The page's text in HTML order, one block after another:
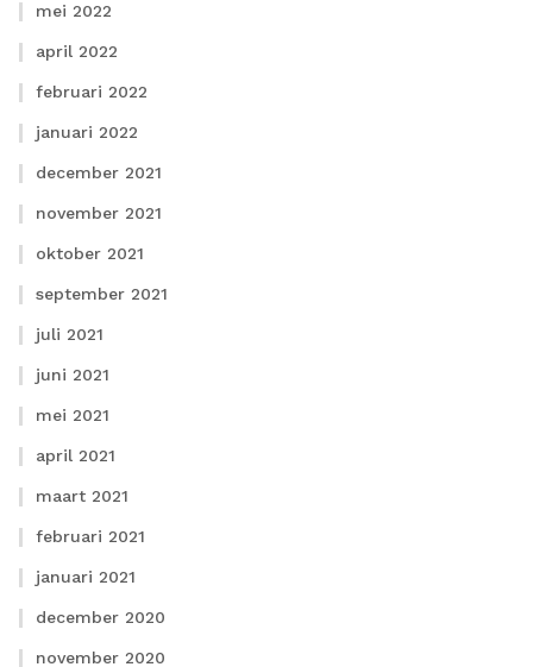
mei 2022
april 2022
februari 2022
januari 2022
december 2021
november 2021
oktober 2021
september 2021
juli 2021
juni 2021
mei 2021
april 2021
maart 2021
februari 2021
januari 2021
december 2020
november 2020